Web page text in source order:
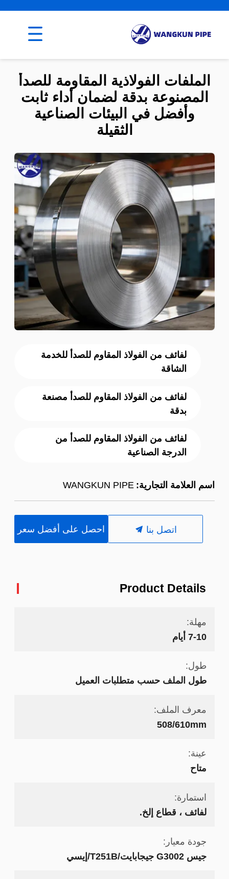
لفائف من الفولاذ المقاوم للصدأ للخدمة
الشاقة
لفائف من الفولاذ المقاوم للصدأ مصنعة
بدقة
لفائف من الفولاذ المقاوم للصدأ من
الدرجة الصناعية
اسم العلامة التجارية: WANGKUN PIPE
اتصل بنا احصل على أفضل سعر
الملفات الفولاذية المقاومة للصدأ
المصنوعة بدقة لضمان أداء ثابت
وأفضل في البيئات الصناعية
الثقيلة
Product Details
مهلة:
7-10 أيام
طول:
طول الملف حسب متطلبات العميل
معرف الملف:
508/610mm
عينة:
متاح
استمارة:
لفائف ، قطاع إلخ.
جودة معيار:
جيس G3002 جيجابايت/T251B/إيسي